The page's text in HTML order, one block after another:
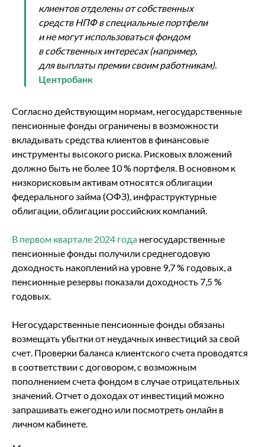
клиентов отделены от собственных
средств НПФ в специальные портфели
и не могут использоваться фондом
в собственных интересах (например,
для выплаты премии своим работникам).
Центробанк
Согласно действующим нормам, негосударственные
пенсионные фонды ограничены в возможности
вкладывать средства клиентов в финансовые
инструменты высокого риска. Рисковых вложений
должно быть не более 10 % портфеля. В основном к
низкорисковым активам относятся облигации
федерального займа (ОФЗ), инфраструктурные
облигации, облигации российских компаний.
В первом квартале 2024 года негосударственные
пенсионные фонды получили среднегодовую
доходность накоплений на уровне 9,7 % годовых, а
пенсионные резервы показали доходность 7,5 %
годовых.
Негосударственные пенсионные фонды обязаны
возмещать убытки от неудачных инвестиций за свой
счет. Проверки баланса клиентского счета проводятся
в соответствии с договором, с возможным
пополнением счета фондом в случае отрицательных
значений. Отчет о доходах от инвестиций можно
запрашивать ежегодно или посмотреть онлайн в
личном кабинете.